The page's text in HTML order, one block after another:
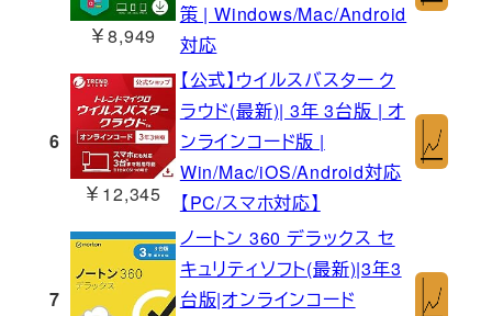
￥8,949
策 | Windows/Mac/Android
対応
6
￥12,345
【公式】ウイルスバスター ク
ラウド(最新)| 3年 3台版 | オ
ンラインコード版 |
Win/Mac/iOS/Android対応
【PC/スマホ対応】
7
ノートン 360 デラックス セ
キュリティソフト(最新)|3年3
台版|オンラインコード